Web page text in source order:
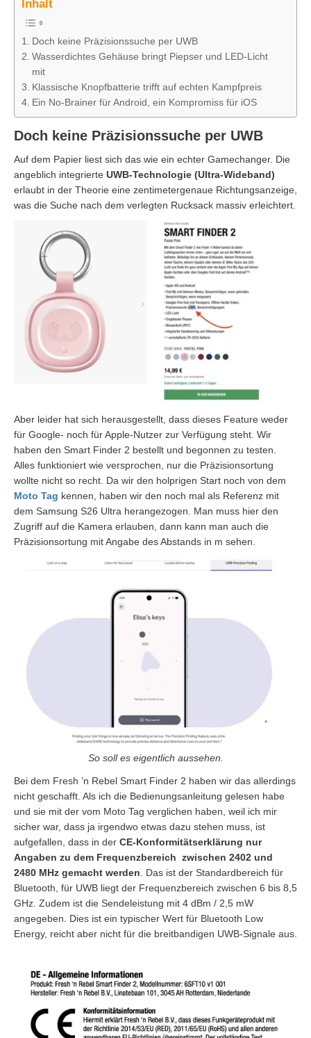
Inhalt
Doch keine Präzisionssuche per UWB
Wasserdichtes Gehäuse bringt Piepser und LED-Licht
mit
Klassische Knopfbatterie trifft auf echten Kampfpreis
Ein No-Brainer für Android, ein Kompromiss für iOS
Doch keine Präzisionssuche per UWB
Auf dem Papier liest sich das wie ein echter Gamechanger. Die
angeblich integrierte UWB-Technologie (Ultra-Wideband)
erlaubt in der Theorie eine zentimetergenaue Richtungsanzeige,
was die Suche nach dem verlegten Rucksack massiv erleichtert.
Aber leider hat sich herausgestellt, dass dieses Feature weder
für Google- noch für Apple-Nutzer zur Verfügung steht. Wir
haben den Smart Finder 2 bestellt und begonnen zu testen.
Alles funktioniert wie versprochen, nur die Präzisionsortung
wollte nicht so recht. Da wir den holprigen Start noch von dem
Moto Tag kennen, haben wir den noch mal als Referenz mit
dem Samsung S26 Ultra herangezogen. Man muss hier den
Zugriff auf die Kamera erlauben, dann kann man auch die
Präzisionsortung mit Angabe des Abstands in m sehen.
So soll es eigentlich aussehen.
Bei dem Fresh ’n Rebel Smart Finder 2 haben wir das allerdings
nicht geschafft. Als ich die Bedienungsanleitung gelesen habe
und sie mit der vom Moto Tag verglichen haben, weil ich mir
sicher war, dass ja irgendwo etwas dazu stehen muss, ist
aufgefallen, dass in der CE-Konformitätserklärung nur
Angaben zu dem Frequenzbereich zwischen 2402 und
2480 MHz gemacht werden. Das ist der Standardbereich für
Bluetooth, für UWB liegt der Frequenzbereich zwischen 6 bis 8,5
GHz. Zudem ist die Sendeleistung mit 4 dBm / 2,5 mW
angegeben. Dies ist ein typischer Wert für Bluetooth Low
Energy, reicht aber nicht für die breitbandigen UWB-Signale aus.